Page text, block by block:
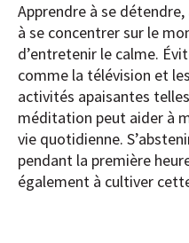
Apprendre à se
à se concentrer sur le
d’entretenir le calme.
comme la télévision et
activités apaisantes
méditation peut aider à
vie quotidienne.
pendant la première
également à cultiver